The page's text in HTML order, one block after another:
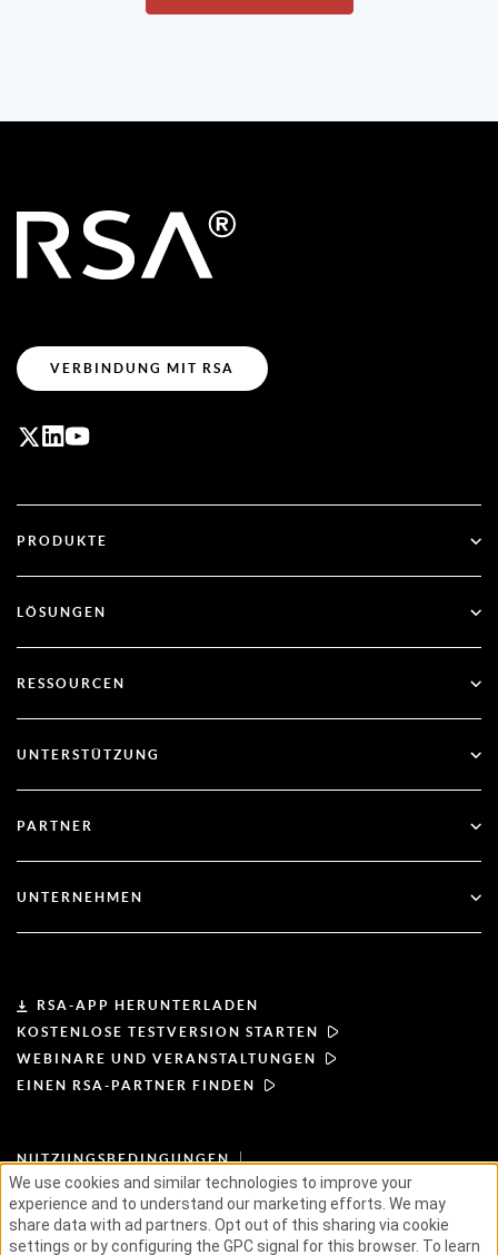
VERBINDUNG MIT RSA
PRODUKTE
SecurID
LÖSUNGEN
Multi-Faktor-Authentifizierung
Finanzdienstleistungen
RESSOURCEN
Blog
Dokumentation
UNTERSTÜTZUNG
Kundenbetreuung
PARTNER
Partner werden
UNTERNEHMEN
Leiterschaft
Nachrichten & Presse
Karriere
RSA-APP HERUNTERLADEN
KOSTENLOSE TESTVERSION STARTEN
WEBINARE UND VERANSTALTUNGEN
EINEN RSA-PARTNER FINDEN
NUTZUNGSBEDINGUNGEN
DATENSCHUTZBESTIMMUNGEN
STANDARD-VEREINBARUNGEN
GRUNDSÄTZE FÜR LIEFERANTEN
ETHISCHE LIEFERKETTE
ESG
We use cookies and similar technologies to improve your
experience and to understand our marketing efforts. We may
share data with ad partners. Opt out of this sharing via cookie
settings or by configuring the GPC signal for this browser. To learn